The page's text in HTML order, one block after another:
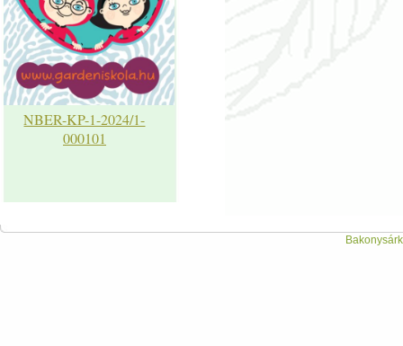
NBER-KP-1-2024/1-
000101